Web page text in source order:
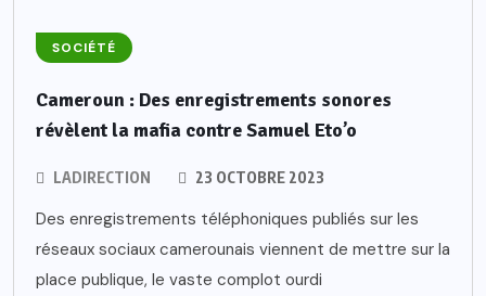
SOCIÉTÉ
Cameroun : Des enregistrements sonores
révèlent la mafia contre Samuel Eto’o
LADIRECTION 23 OCTOBRE 2023
Des enregistrements téléphoniques publiés sur les
réseaux sociaux camerounais viennent de mettre sur la
place publique, le vaste complot ourdi